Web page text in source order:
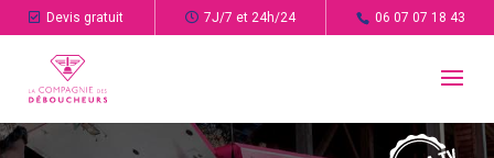
Devis gratuit 7J/7 et 24h/24 06 07 07 18 43